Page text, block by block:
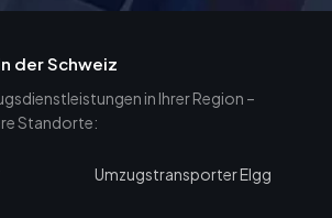
der Schweiz
in Ihrer Region –
Standorte:
Umzugstransporter Elgg